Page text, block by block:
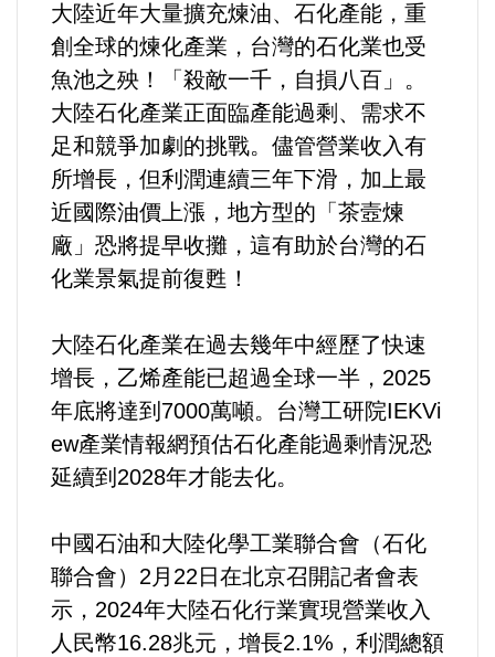
婦女/孩童
健康/養生
命理/信仰/宗教/宮廟/教會
演講/發表會/論壇/研討會
內政/社會/福利/弱勢/慈善
國際/全球
環境/資源/能源
中美台
正能量
大陸近年大量擴充煉油、石化產能，重
創全球的煉化產業，台灣的石化業也受
魚池之殃！「殺敵一千，自損八百」。
大陸石化產業正面臨產能過剩、需求不
足和競爭加劇的挑戰。儘管營業收入有
所增長，但利潤連續三年下滑，加上最
近國際油價上漲，地方型的「茶壼煉
廠」恐將提早收攤，這有助於台灣的石
化業景氣提前復甦！
大陸石化產業在過去幾年中經歷了快速
增長，乙烯產能已超過全球一半，2025
年底將達到7000萬噸。台灣工研院IEKVi
ew產業情報網預估石化產能過剩情況恐
延續到2028年才能去化。
中國石油和大陸化學工業聯合會（石化
聯合會）2月22日在北京召開記者會表
示，2024年大陸石化行業實現營業收入
人民幣16.28兆元，增長2.1%，利潤總額